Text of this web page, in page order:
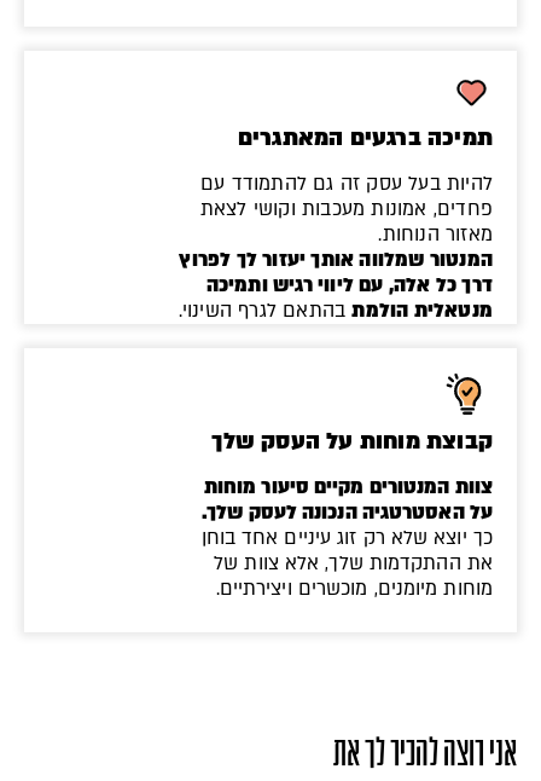
תמיכה ברגעים המאתגרים
להיות בעל עסק זה גם להתמודד עם
פחדים, אמונות מעכבות וקושי לצאת
מאזור הנוחות.
המנטור שמלווה אותך יעזור לך לפרוץ
דרך כל אלה, עם ליווי רגיש ותמיכה
מנטאלית הולמתבהתאם לגרף השינוי.
קבוצת מוחות על העסק שלך
צוות המנטורים מקיים סיעור מוחות
על האסטרטגיה הנכונה לעסק שלך.
כך יוצא שלא רק זוג עיניים אחד בוחן
את ההתקדמות שלך, אלא צוות של
מוחות מיומנים, מוכשרים ויצירתיים.
אני רוצה להכיר לך את